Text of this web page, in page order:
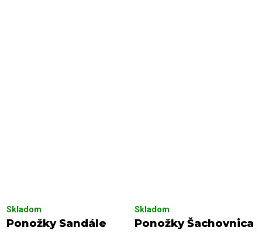
Ponožky Sandále
Skladom
Ponožky Šachovnica
Skladom